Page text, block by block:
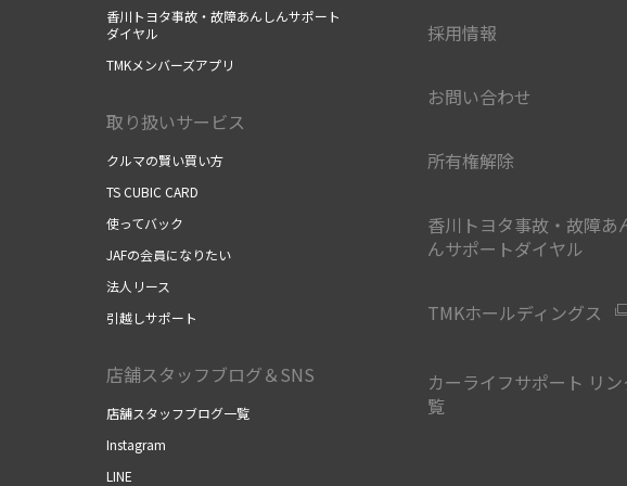
香川トヨタ事故・故障あんしんサポート
ダイヤル
TMKメンバーズアプリ
取り扱いサービス
クルマの賢い買い方
TS CUBIC CARD
使ってバック
JAFの会員になりたい
法人リース
引越しサポート
店舗スタッフブログ＆SNS
店舗スタッフブログ一覧
Instagram
LINE
採用情報
お問い合わせ
所有権解除
香川トヨタ事故・故障あ
んサポートダイヤル
TMKホールディングス
カーライフサポート リ
覧